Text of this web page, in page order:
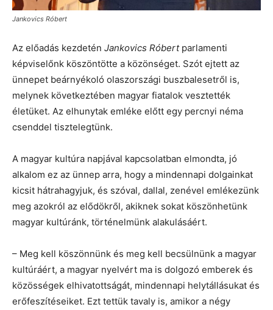
Jankovics Róbert
Az előadás kezdetén Jankovics Róbert parlamenti
képviselőnk köszöntötte a közönséget. Szót ejtett az
ünnepet beárnyékoló olaszországi buszbalesetről is,
melynek következtében magyar fiatalok vesztették
életüket. Az elhunytak emléke előtt egy percnyi néma
csenddel tisztelegtünk.
A magyar kultúra napjával kapcsolatban elmondta, jó
alkalom ez az ünnep arra, hogy a mindennapi dolgainkat
kicsit hátrahagyjuk, és szóval, dallal, zenével emlékezünk
meg azokról az elődökről, akiknek sokat köszönhetünk
magyar kultúránk, történelmünk alakulásáért.
– Meg kell köszönnünk és meg kell becsülnünk a magyar
kultúráért, a magyar nyelvért ma is dolgozó emberek és
közösségek elhivatottságát, mindennapi helytállásukat és
erőfeszítéseiket. Ezt tettük tavaly is, amikor a négy